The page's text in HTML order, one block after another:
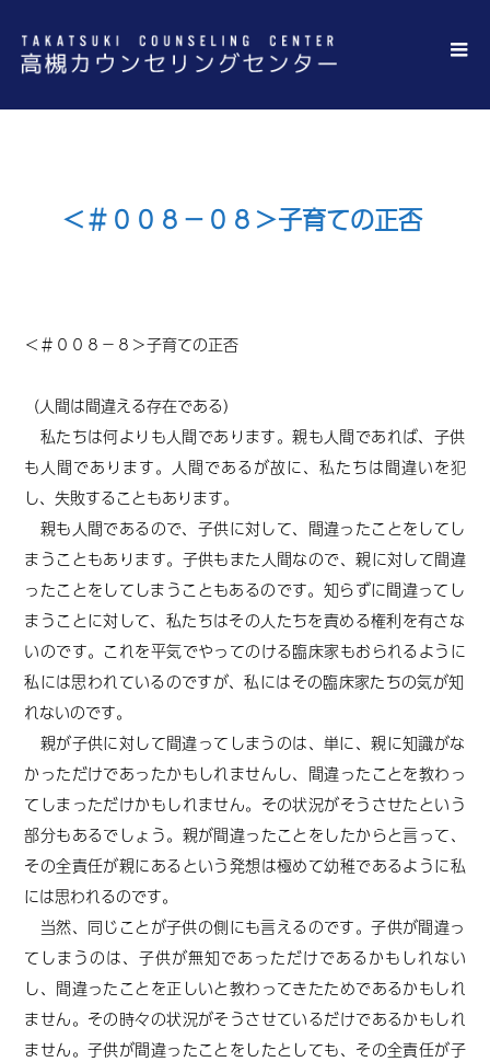
＜＃００８－０８＞子育ての正否
＜＃００８－８＞子育ての正否
（人間は間違える存在である）
私たちは何よりも人間であります。親も人間であれば、子供
も人間であります。人間であるが故に、私たちは間違いを犯
し、失敗することもあります。
親も人間であるので、子供に対して、間違ったことをしてし
まうこともあります。子供もまた人間なので、親に対して間違
ったことをしてしまうこともあるのです。 知らずに間違ってし
まうことに対して、私たちはその人たちを責める権利を有さな
いのです。これを平気でやってのける臨床家もおられるように
私には思われているのですが、私にはその臨床家たちの気が知
れないのです。
親が子供に対して間違ってしまうのは、単に、親に知識がな
かっただけであったかもしれませんし、間違ったことを教わっ
てしまっただけかもしれません。その状況がそうさせたという
部分もあるでしょう。親が間違ったことをしたからと言って、
その全責任が親にあるという発想は極めて幼稚であるように私
には思われるのです。
当然、同じことが子供の側にも言えるのです。子供が間違っ
てしまうのは、子供が無知であっただけであるかもしれない
し、間違ったことを正しいと教わってきたためであるかもしれ
ません。その時々の状況がそうさせているだけであるかもしれ
ません。子供が間違ったことをしたとしても、その全責任が子